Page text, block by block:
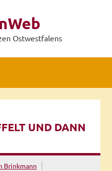
Ostwestfalens
UND DANN
Brinkmann